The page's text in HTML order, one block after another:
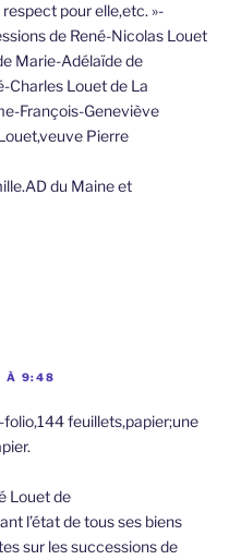
pour elle,etc. »-
de René-Nicolas Louet
Marie-Adélaïde de
Charles Louet de La
François-Geneviève
Pierre
du Maine et
À 9:48
feuillets,papier;une
Louet de
l’état de tous ses biens
sur les successions de